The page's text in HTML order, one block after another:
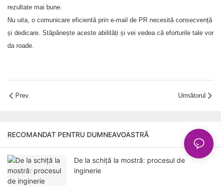
rezultate mai bune.
Nu uita, o comunicare eficientă prin e-mail de PR necesită consecvență
și dedicare. Stăpânește aceste abilități și vei vedea că eforturile tale vor
da roade.
Prev. Următorul
RECOMANDAT PENTRU DUMNEAVOASTRĂ
De la schiță la mostră: procesul de
inginerie